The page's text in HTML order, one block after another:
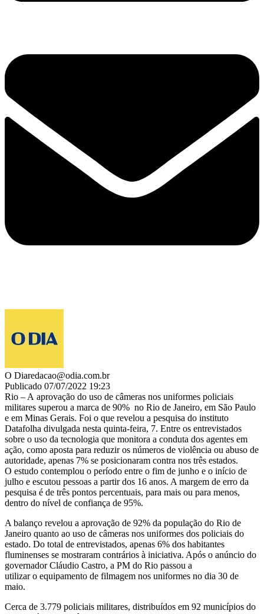
O Diaredacao@odia.com.br
Publicado 07/07/2022 19:23
Rio – A aprovação do uso de câmeras nos uniformes policiais
militares superou a marca de 90% no Rio de Janeiro, em São Paulo
e em Minas Gerais. Foi o que revelou a pesquisa do instituto
Datafolha divulgada nesta quinta-feira, 7. Entre os entrevistados
sobre o uso da tecnologia que monitora a conduta dos agentes em
ação, como aposta para reduzir os números de violência ou abuso de
autoridade, apenas 7% se posicionaram contra nos três estados.
O estudo contemplou o período entre o fim de junho e o início de
julho e escutou pessoas a partir dos 16 anos. A margem de erro da
pesquisa é de três pontos percentuais, para mais ou para menos,
dentro do nível de confiança de 95%.
A balanço revelou a aprovação de 92% da população do Rio de
Janeiro quanto ao uso de câmeras nos uniformes dos policiais do
estado. Do total de entrevistados, apenas 6% dos habitantes
fluminenses se mostraram contrários à iniciativa. Após o anúncio do
governador Cláudio Castro, a PM do Rio passou a
utilizar o equipamento de filmagem nos uniformes no dia 30 de
maio.
Cerca de 3.779 policiais militares, distribuídos em 92 municípios do